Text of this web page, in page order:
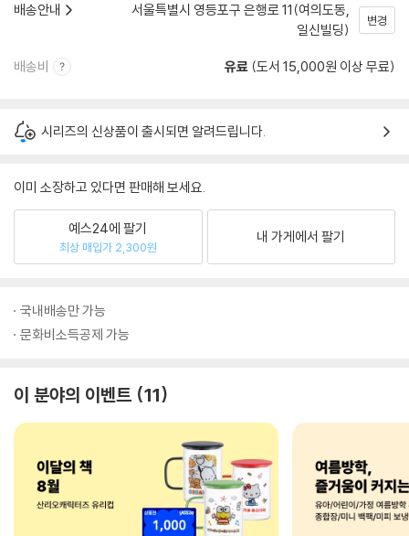
배송안내
서울특별시 영등포구 은행로 11(여의도동,
일신빌딩)
변경
배송비 유료 (도서 15,000원 이상 무료)
시리즈의 신상품이 출시되면 알려드립니다.
이미 소장하고 있다면 판매해 보세요.
예스24에 팔기
최상 매입가 2,300원
내 가게에서 팔기
국내배송만 가능
문화비소득공제 가능
이 분야의 이벤트 11